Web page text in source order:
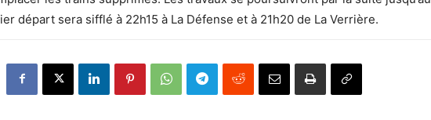
départ sera sifflé à 22h15 à La Défense et à 21h20 de La Verrière.